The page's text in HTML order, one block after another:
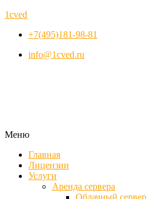
1cved
+7(495)181-98-81
info@1cved.ru
Меню
Главная
Лицензии
Услуги
Аренда сервера
Облачный сервер